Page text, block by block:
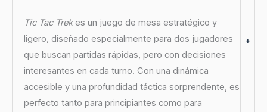
+
Tic Tac Trekes un juego de mesa estratégico y
ligero, diseñado especialmente para dos jugadores
que buscan partidas rápidas, pero con decisiones
interesantes en cada turno. Con una dinámica
accesible y una profundidad táctica sorprendente, es
perfecto tanto para principiantes como para